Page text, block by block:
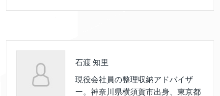
石渡 知里
現役会社員の整理収納アドバイザ
ー。神奈川県横須賀市出身、東京都